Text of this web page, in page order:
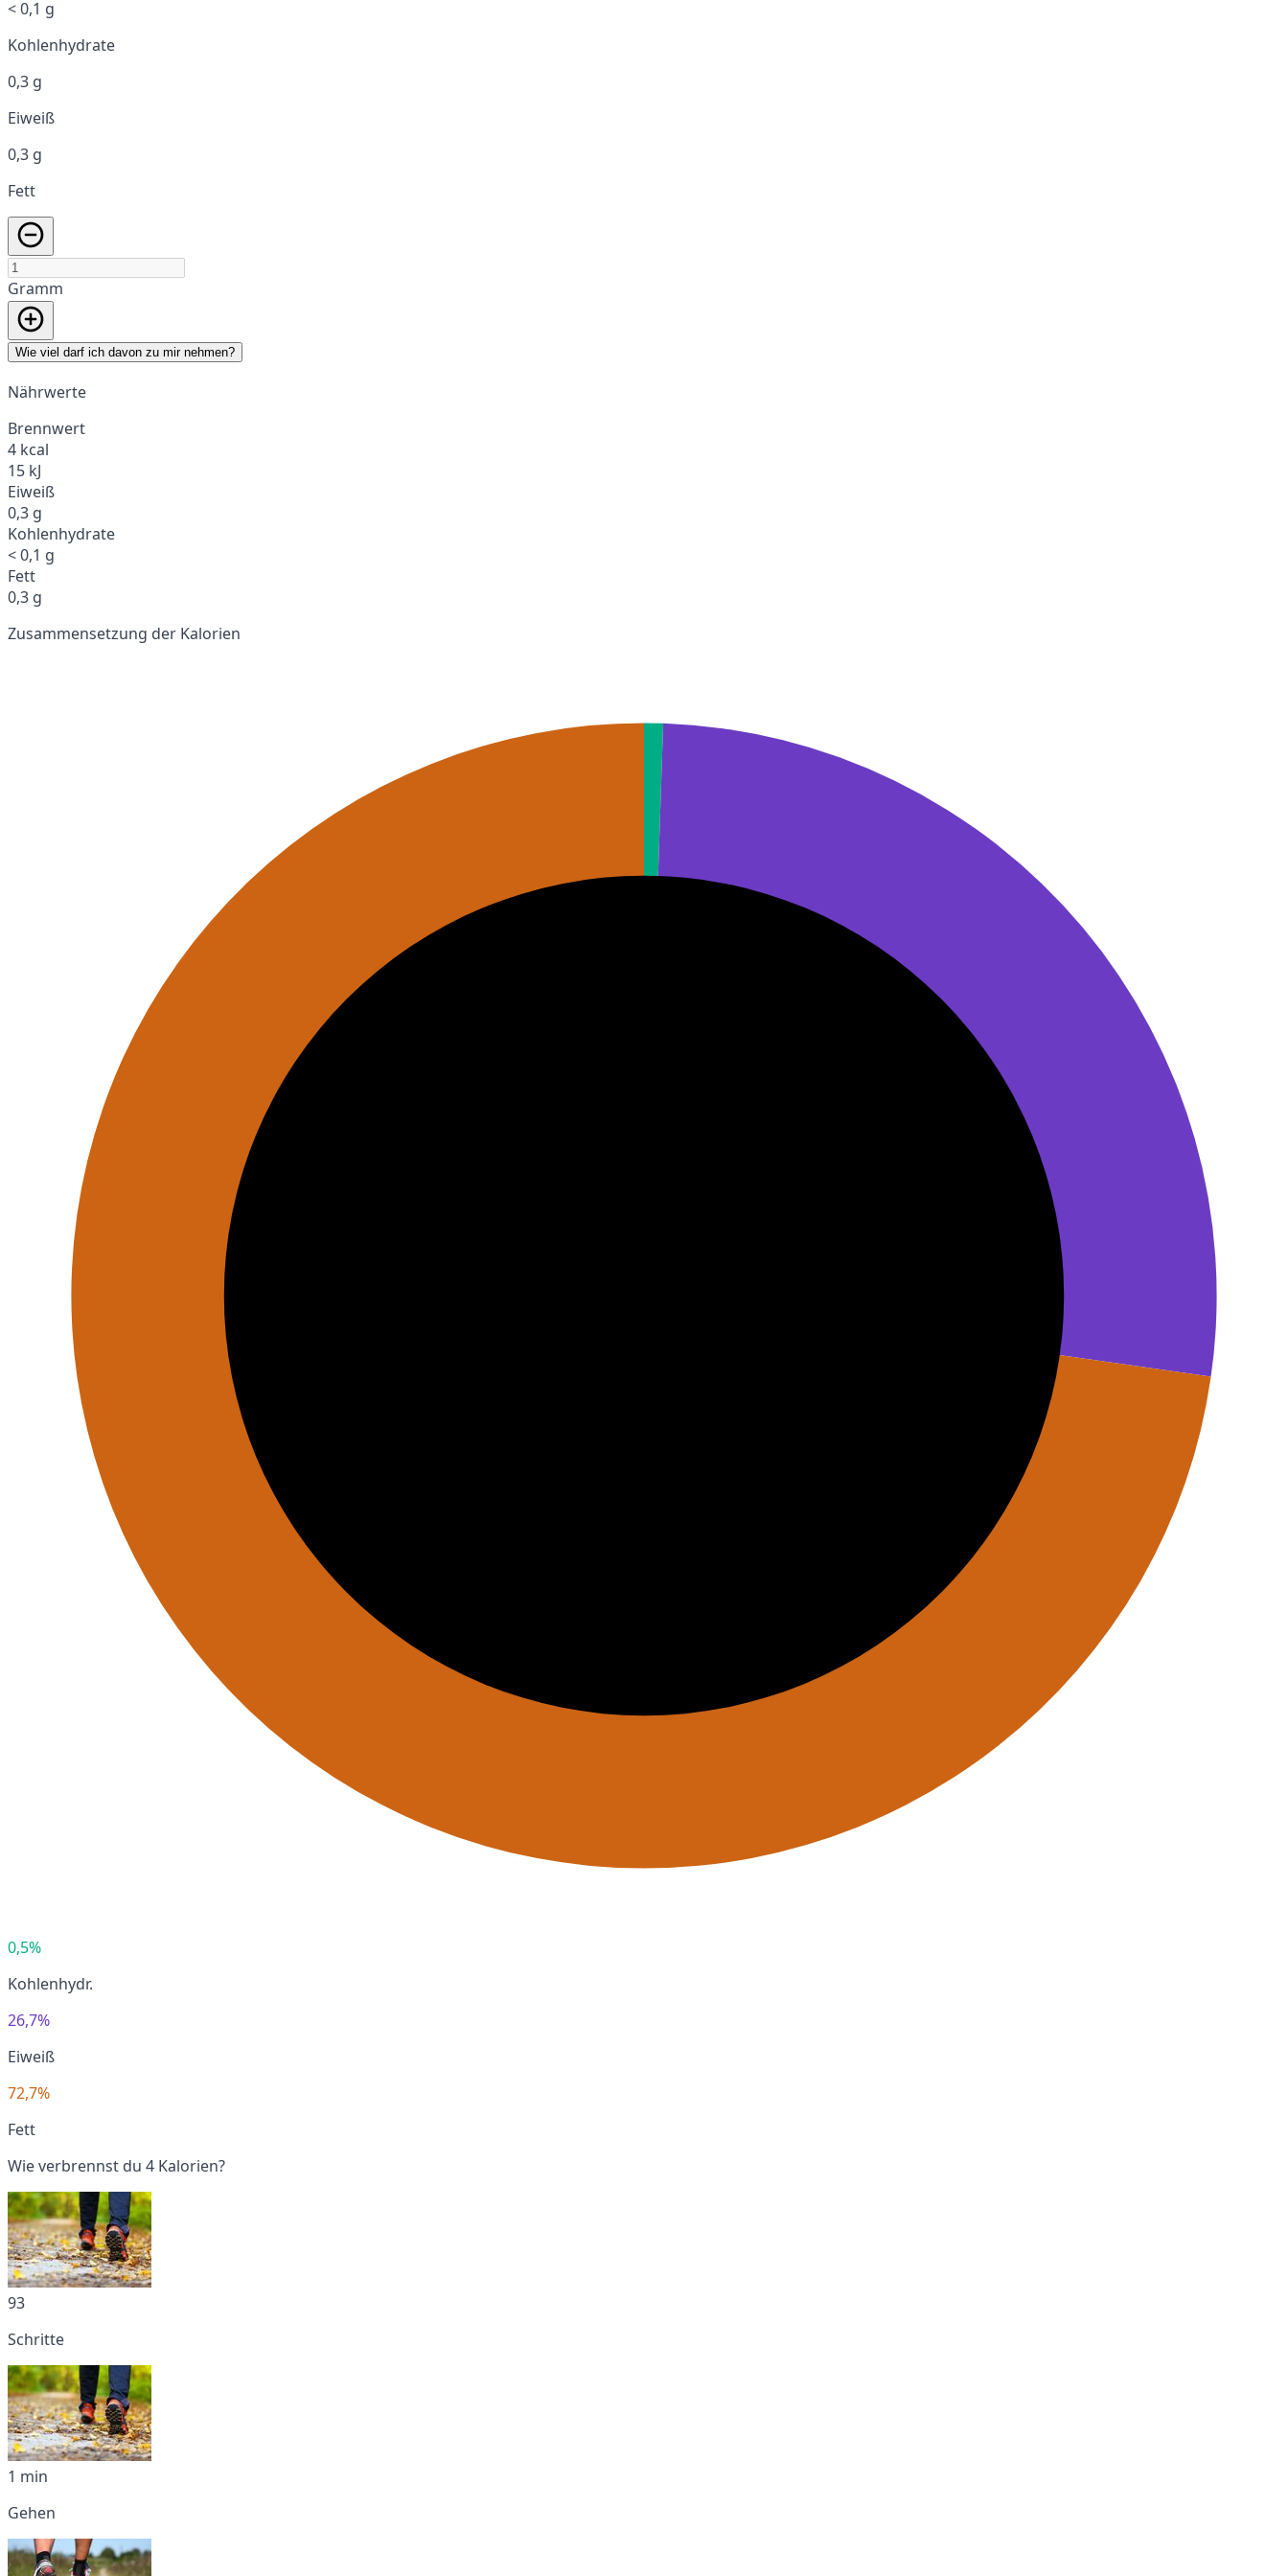
< 0,1 g
Kohlenhydrate
0,3 g
Eiweiß
0,3 g
Fett
Gramm
Wie viel darf ich davon zu mir nehmen?
Nährwerte
Brennwert
4 kcal
15 kJ
Eiweiß
0,3 g
Kohlenhydrate
< 0,1 g
Fett
0,3 g
Zusammensetzung der Kalorien
0,5%
Kohlenhydr.
26,7%
Eiweiß
72,7%
Fett
Wie verbrennst du 4 Kalorien?
93
Schritte
1 min
Gehen